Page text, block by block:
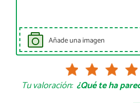
Añade una imagen
Tu valoración: ¿Qué te ha